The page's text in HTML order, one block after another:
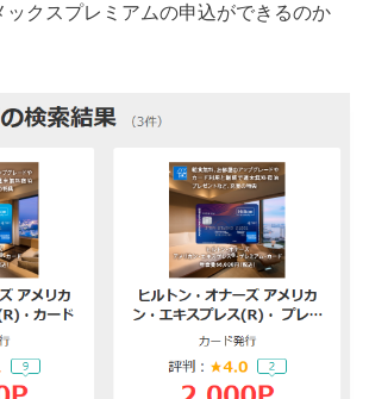
ックスプレミアムの申込ができるのか